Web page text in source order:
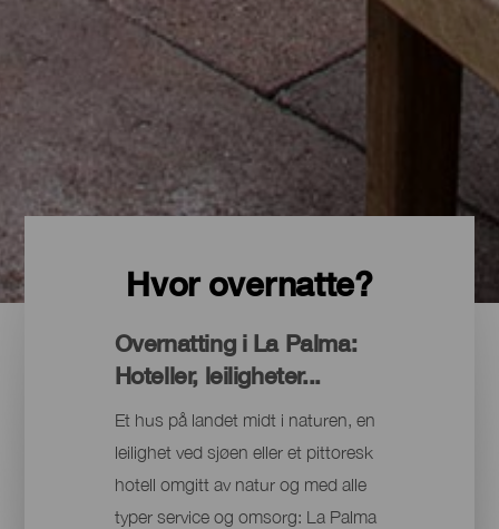
Hvor overnatte?
Overnatting i La Palma:
Hoteller, leiligheter...
Et hus på landet midt i naturen, en
leilighet ved sjøen eller et pittoresk
hotell omgitt av natur og med alle
typer service og omsorg: La Palma